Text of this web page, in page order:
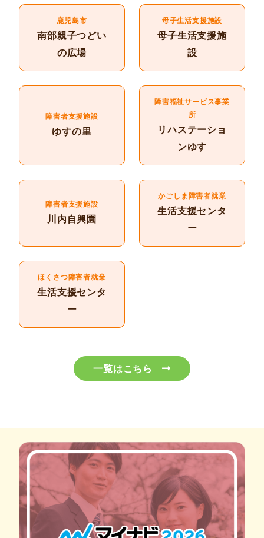
鹿児島市
南部親子つどい
の広場
母子生活支援施設
母子生活支援施
設
障害者支援施設
ゆすの里
障害福祉サービス事業
所
リハステーショ
ンゆす
障害者支援施設
川内自興園
かごしま障害者就業
生活支援センタ
ー
ほくさつ障害者就業
生活支援センタ
ー
一覧はこちら